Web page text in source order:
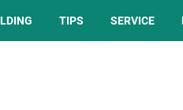
TIPS SERVICE